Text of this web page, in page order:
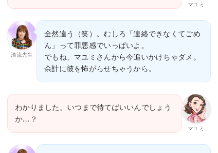
マユミ
清流先生
全然違う（笑）。むしろ「連絡できなくてごめ
ん」って罪悪感でいっぱいよ。
でもね、マユミさんから今追いかけちゃダメ。
余計に彼を怖がらせちゃうから。
マユミ
わかりました。いつまで待てばいいんでしょう
か…？